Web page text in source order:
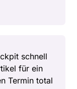
schnell
für ein
Termin total